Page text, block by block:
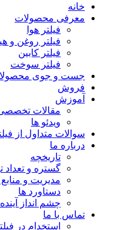
خانه
معرفی محصولات
فیلتر هوا
فیلتر روغن و
فیلتر کابین
فیلتر سوخت
جست و جوی
فروش
آموزش
مقالات
ویدئو ها
سوالات متداول از
درباره ما
تاریخچه
گستره و تعداد
مدیریت و
دستاورد ها
چشم انداز آینده
تماس با ما
استخدام در